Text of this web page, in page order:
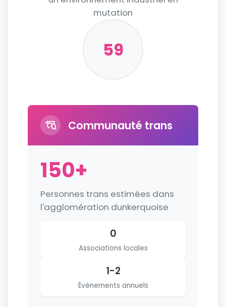
mutation
59
Communauté trans
150+
Personnes trans estimées dans
l'agglomération dunkerquoise
0
Associations locales
1-2
Événements annuels